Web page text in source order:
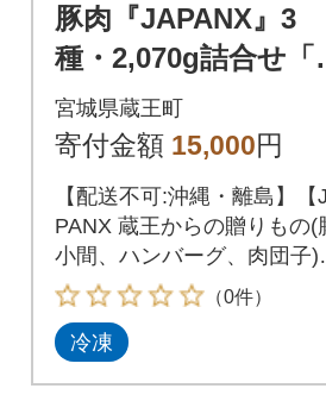
豚肉『JAPANX』3
種・2,070g詰合せ「
王からの贈りものセ
ットA」 【04301-01
宮城県蔵王町
寄付金額 15,000円
【配送不可:沖縄・離島】【
PANX 蔵王からの贈りもの(
小間、ハンバーグ、肉団子
070g:[豚小間切り落とし1,500
g(500g×3p)、手作り粗挽きハ
ンバーグ80g×4個(和風オニオ
（0件）
冷凍